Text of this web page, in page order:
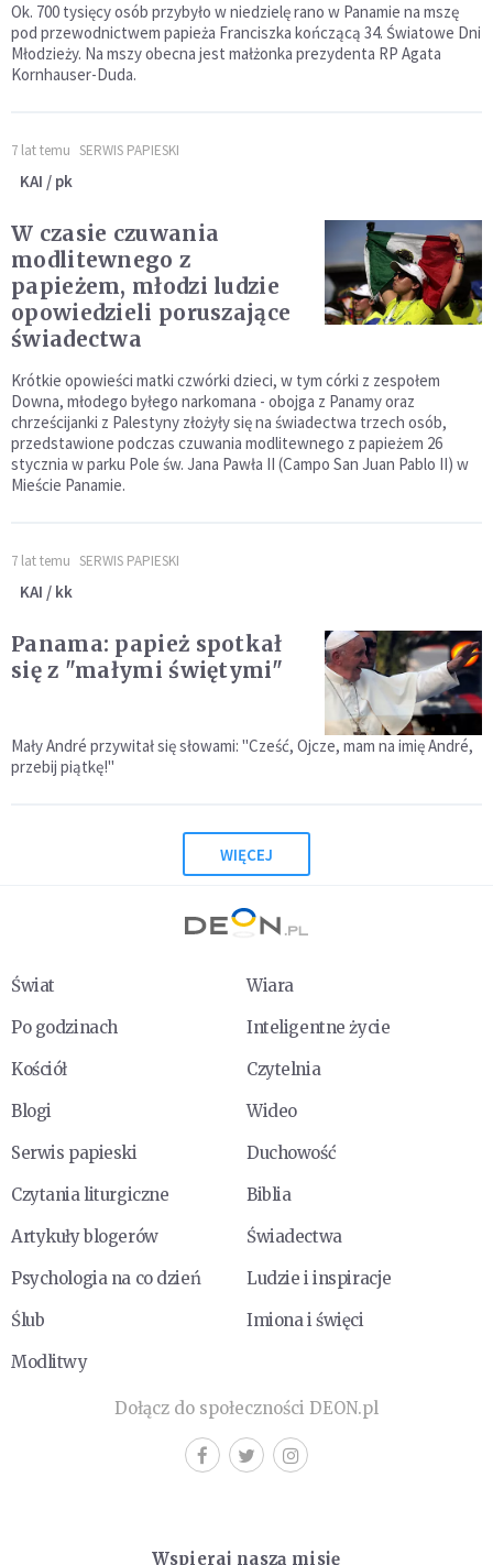
Ok. 700 tysięcy osób przybyło w niedzielę rano w Panamie na mszę
pod przewodnictwem papieża Franciszka kończącą 34. Światowe Dni
Młodzieży. Na mszy obecna jest małżonka prezydenta RP Agata
Kornhauser-Duda.
7 lat temu SERWIS PAPIESKI
KAI / pk
W czasie czuwania
modlitewnego z
papieżem, młodzi ludzie
opowiedzieli poruszające
świadectwa
Krótkie opowieści matki czwórki dzieci, w tym córki z zespołem
Downa, młodego byłego narkomana - obojga z Panamy oraz
chrześcijanki z Palestyny złożyły się na świadectwa trzech osób,
przedstawione podczas czuwania modlitewnego z papieżem 26
stycznia w parku Pole św. Jana Pawła II (Campo San Juan Pablo II) w
Mieście Panamie.
7 lat temu SERWIS PAPIESKI
KAI / kk
Panama: papież spotkał
się z "małymi świętymi"
Mały André przywitał się słowami: "Cześć, Ojcze, mam na imię André,
przebij piątkę!"
WIĘCEJ
Świat
Wiara
Po godzinach
Inteligentne życie
Kościół
Czytelnia
Blogi
Wideo
Serwis papieski
Duchowość
Czytania liturgiczne
Biblia
Artykuły blogerów
Świadectwa
Psychologia na co dzień
Ludzie i inspiracje
Ślub
Imiona i święci
Modlitwy
Dołącz do społeczności DEON.pl
Wspieraj naszą misję